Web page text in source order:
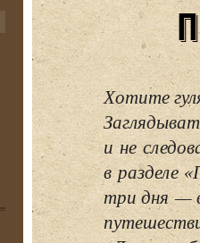
Хотите
и не
в разделе
три дня —